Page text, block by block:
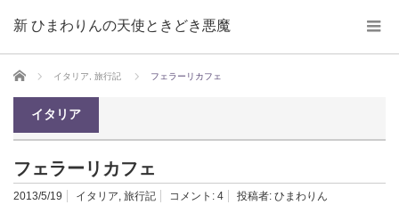
新 ひまわりんの天使ときどき悪魔
ホーム イタリア 旅行記 フェラーリカフェ
イタリア
フェラーリカフェ
2013/5/19 イタリア, 旅行記 コメント: 4 投稿者: ひまわりん